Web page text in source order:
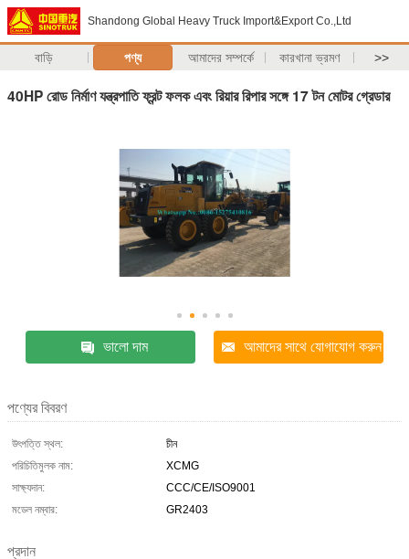
Shandong Global Heavy Truck Import&Export Co.,Ltd
বাড়ি পণ্য আমাদের সম্পর্কে কারখানা ভ্রমণ >>
40HP রোড নির্মাণ যন্ত্রপাতি ফ্রন্ট ফলক এবং রিয়ার রিপার সঙ্গে 17 টন মোটর গ্রেডার
ভালো দাম আমাদের সাথে যোগাযোগ করুন
পণ্যের বিবরণ
উৎপত্তি স্থল:
চীন
পরিচিতিমুলক নাম:
XCMG
সাক্ষ্যদান:
CCC/CE/ISO9001
মডেল নম্বার:
GR2403
প্রদান